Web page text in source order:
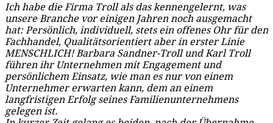
Ich habe die Firma Troll als das kennengelernt, was
unsere Branche vor einigen Jahren noch ausgemacht
hat: Persönlich, individuell, stets ein offenes Ohr für den
Fachhandel, Qualitätsorientiert aber in erster Linie
MENSCHLICH! Barbara Sandner-Troll und Karl Troll
führen ihr Unternehmen mit Engagement und
persönlichem Einsatz, wie man es nur von einem
Unternehmer erwarten kann, dem an einem
langfristigen Erfolg seines Familienunternehmens
gelegen ist.